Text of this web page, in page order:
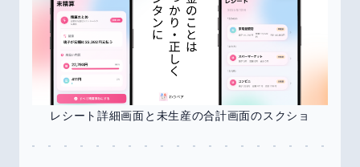
レシート詳細画面と未生産の合計画面のスクショ